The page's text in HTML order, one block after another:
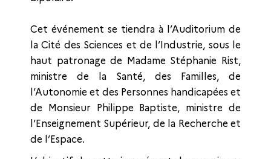
Cet événement se tiendra à l’Auditorium de
la Cité des Sciences et de l’Industrie, sous le
haut patronage de Madame Stéphanie Rist,
ministre de la Santé, des Familles, de
l’Autonomie et des Personnes handicapées et
de Monsieur Philippe Baptiste, ministre de
l’Enseignement Supérieur, de la Recherche et
de l’Espace.